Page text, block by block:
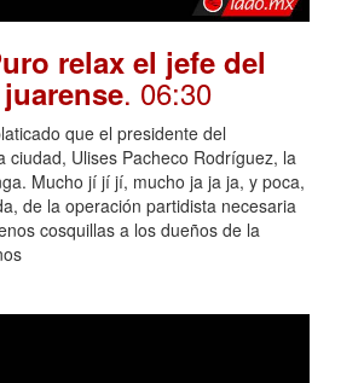
relax el jefe del
. 06:30
que el presidente del
ciudad, Ulises Pacheco Rodríguez, la
Mucho jí jí jí, mucho ja ja ja, y poca,
de la operación partidista necesaria
cosquillas a los dueños de la